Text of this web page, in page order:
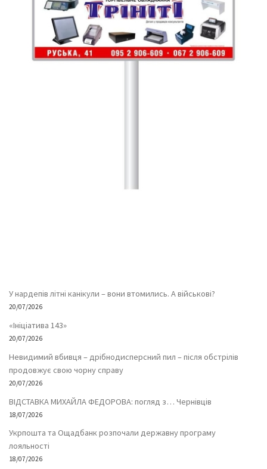
У нардепів літні канікули – вони втомились. А військові?
20/07/2026
«Ініціатива 143»
20/07/2026
Невидимий вбивця – дрібнодисперсний пил – після обстрілів
продовжує свою чорну справу
20/07/2026
ВІДСТАВКА МИХАЙЛА ФЕДОРОВА: погляд з… Чернівців
18/07/2026
Укрпошта та Ощадбанк розпочали державну програму
лояльності
18/07/2026